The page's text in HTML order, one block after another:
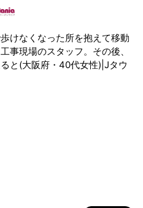
けなくなった所を抱えて移動
事現場のスタッフ。その後、
と(大阪府・40代女性)|Jタウ